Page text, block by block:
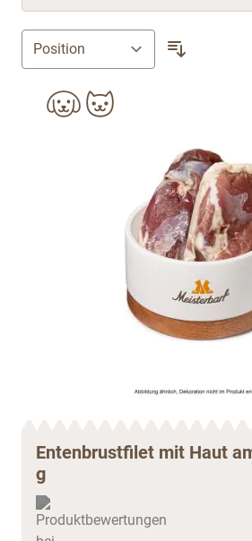
Entenbrustfilet mit Haut
g